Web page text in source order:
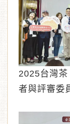
2025台灣
者與評審委